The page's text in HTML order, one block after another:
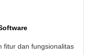
fitur dan fungsionalitas